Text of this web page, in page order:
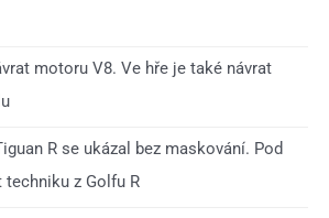
motoru V8. Ve hře je také návrat
R se ukázal bez maskování. Pod
z Golfu R